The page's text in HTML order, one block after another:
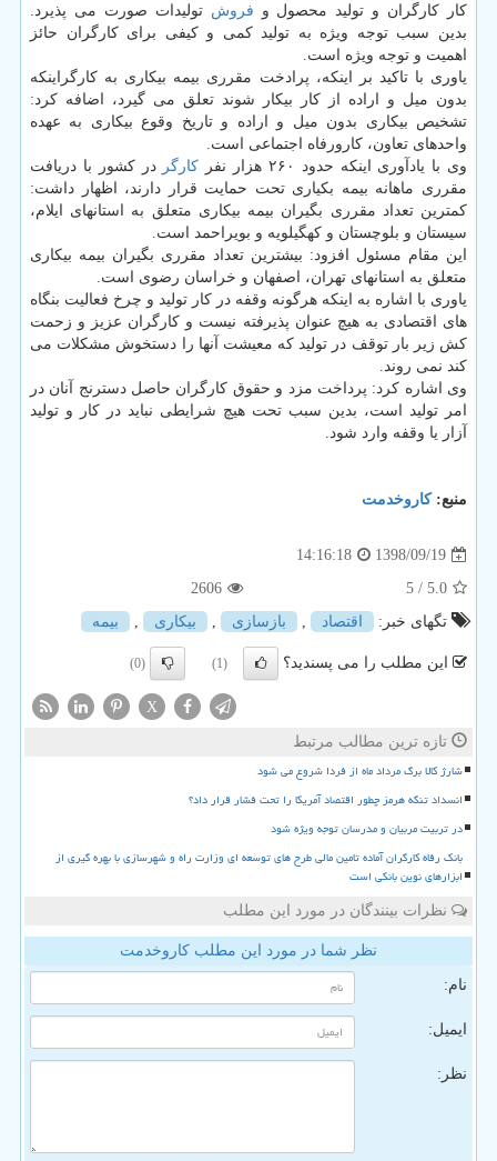
كار كارگران و تولید محصول و فروش تولیدات صورت می پذیرد.
بدین سبب توجه ویژه به تولید كمی و كیفی برای كارگران حائز
اهمیت و توجه ویژه است.
یاوری با تاكید بر اینكه، پرادخت مقرری بیمه بیكاری به كارگراینكه
بدون میل و اراده از كار بیكار شوند تعلق می گیرد، اضافه كرد:
تشخیص بیكاری بدون میل و اراده و تاریخ وقوع بیكاری به عهده
واحدهای تعاون، كارورفاه اجتماعی است.
وی با یادآوری اینكه حدود ۲۶۰ هزار نفر
كارگر در كشور با دریافت
مقرری ماهانه بیمه بكیاری تحت حمایت قرار دارند، اظهار داشت:
كمترین تعداد مقرری بگیران بیمه بیكاری متعلق به استانهای ایلام،
سیستان و بلوچستان و كهگیلویه و بویراحمد است.
این مقام مسئول افزود: بیشترین تعداد مقرری بگیران بیمه بیكاری
متعلق به استانهای تهران، اصفهان و خراسان رضوی است.
یاوری با اشاره به اینكه هرگونه وقفه در كار تولید و چرخ فعالیت بنگاه
های اقتصادی به هیچ عنوان پذیرفته نیست و كارگران عزیز و زحمت
كش زیر بار توقف در تولید كه معیشت آنها را دستخوش مشكلات می
كند نمی روند.
وی اشاره كرد: پرداخت مزد و حقوق كارگران حاصل دسترنج آنان در
امر تولید است، بدین سبب تحت هیچ شرایطی نباید در كار و تولید
آزار یا وقفه وارد شود.
منبع:كاروخدمت
1398/09/19
14:16:18
5.0
/ 5
2606
تگهای خبر:
اقتصاد , بازسازی , بیكاری , بیمه
این مطلب را می پسندید؟ (1)
(0)
X
تازه ترین مطالب مرتبط
شارژ کالا برگ مرداد ماه از فردا شروع می شود
انسداد تنگه هرمز چطور اقتصاد آمریکا را تحت فشار قرار داد؟
در تربیت مربیان و مدرسان توجه ویژه شود
بانک رفاه کارگران آماده تامین مالی طرح های توسعه ای وزارت راه و شهرسازی با بهره گیری از
ابزارهای نوین بانکی است
نظرات بینندگان در مورد این مطلب
نظر شما در مورد این مطلب کاروخدمت
نام:
ایمیل:
نظر: